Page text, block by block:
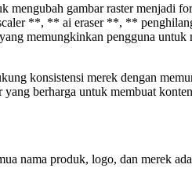
gambar raster menjadi
**, ** ai eraser **, **
memungkinkan pengguna untuk
konsistensi merek dengan
berharga untuk membuat
nama produk, logo, dan merek